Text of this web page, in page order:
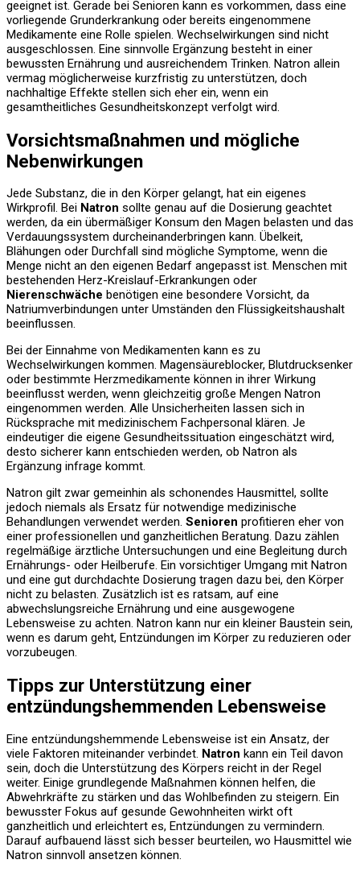
geeignet ist. Gerade bei Senioren kann es vorkommen, dass eine
vorliegende Grunderkrankung oder bereits eingenommene
Medikamente eine Rolle spielen. Wechselwirkungen sind nicht
ausgeschlossen. Eine sinnvolle Ergänzung besteht in einer
bewussten Ernährung und ausreichendem Trinken. Natron allein
vermag möglicherweise kurzfristig zu unterstützen, doch
nachhaltige Effekte stellen sich eher ein, wenn ein
gesamtheitliches Gesundheitskonzept verfolgt wird.
Vorsichtsmaßnahmen und mögliche
Nebenwirkungen
Jede Substanz, die in den Körper gelangt, hat ein eigenes
Wirkprofil. Bei Natron sollte genau auf die Dosierung geachtet
werden, da ein übermäßiger Konsum den Magen belasten und das
Verdauungssystem durcheinanderbringen kann. Übelkeit,
Blähungen oder Durchfall sind mögliche Symptome, wenn die
Menge nicht an den eigenen Bedarf angepasst ist. Menschen mit
bestehenden Herz-Kreislauf-Erkrankungen oder
Nierenschwäche benötigen eine besondere Vorsicht, da
Natriumverbindungen unter Umständen den Flüssigkeitshaushalt
beeinflussen.
Bei der Einnahme von Medikamenten kann es zu
Wechselwirkungen kommen. Magensäureblocker, Blutdrucksenker
oder bestimmte Herzmedikamente können in ihrer Wirkung
beeinflusst werden, wenn gleichzeitig große Mengen Natron
eingenommen werden. Alle Unsicherheiten lassen sich in
Rücksprache mit medizinischem Fachpersonal klären. Je
eindeutiger die eigene Gesundheitssituation eingeschätzt wird,
desto sicherer kann entschieden werden, ob Natron als
Ergänzung infrage kommt.
Natron gilt zwar gemeinhin als schonendes Hausmittel, sollte
jedoch niemals als Ersatz für notwendige medizinische
Behandlungen verwendet werden. Senioren profitieren eher von
einer professionellen und ganzheitlichen Beratung. Dazu zählen
regelmäßige ärztliche Untersuchungen und eine Begleitung durch
Ernährungs- oder Heilberufe. Ein vorsichtiger Umgang mit Natron
und eine gut durchdachte Dosierung tragen dazu bei, den Körper
nicht zu belasten. Zusätzlich ist es ratsam, auf eine
abwechslungsreiche Ernährung und eine ausgewogene
Lebensweise zu achten. Natron kann nur ein kleiner Baustein sein,
wenn es darum geht, Entzündungen im Körper zu reduzieren oder
vorzubeugen.
Tipps zur Unterstützung einer
entzündungshemmenden Lebensweise
Eine entzündungshemmende Lebensweise ist ein Ansatz, der
viele Faktoren miteinander verbindet. Natron kann ein Teil davon
sein, doch die Unterstützung des Körpers reicht in der Regel
weiter. Einige grundlegende Maßnahmen können helfen, die
Abwehrkräfte zu stärken und das Wohlbefinden zu steigern. Ein
bewusster Fokus auf gesunde Gewohnheiten wirkt oft
ganzheitlich und erleichtert es, Entzündungen zu vermindern.
Darauf aufbauend lässt sich besser beurteilen, wo Hausmittel wie
Natron sinnvoll ansetzen können.